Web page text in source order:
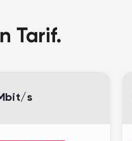
Tarif.
s